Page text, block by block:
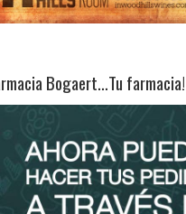
Bogaert…Tu farmacia!